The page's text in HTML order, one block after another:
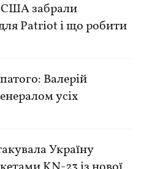
США забрали
Patriot і що робити
Валерій
усіх
Україну